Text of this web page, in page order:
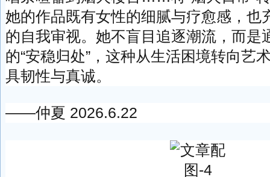
她的作品既有女性的细腻与疗愈感，也
的自我审视。她不盲目追逐潮流，而是
的“安稳归处”，这种从生活困境转向艺
具韧性与真诚。
——仲夏 2026.6.22